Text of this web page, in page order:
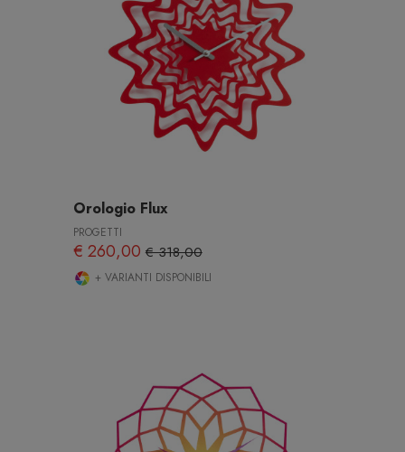
Orologio Flux
PROGETTI
€ 260,00€ 318,00
+ VARIANTI DISPONIBILI